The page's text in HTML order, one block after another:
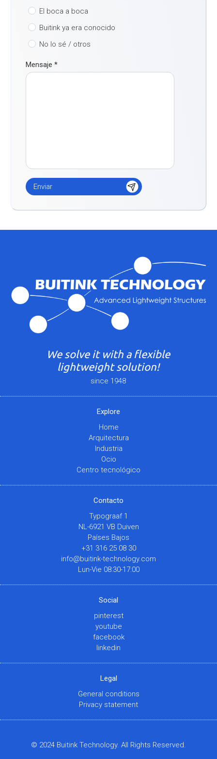
El boca a boca
Buitink ya era conocido
No lo sé / otros
Mensaje*
We solve it with a flexible
lightweight solution!
since 1948
Explore
Home
Arquitectura
Industria
Ocio
Centro tecnológico
Contacto
Typograaf 1
NL-6921 VB Duiven
Países Bajos
+31 316 25 08 30
info@buitink-technology.com
Lun-Vie 08:30-17:00
Social
pinterest
youtube
facebook
linkedin
Legal
General conditions
Privacy statement
© 2024 Buitink Technology. All Rights Reserved.